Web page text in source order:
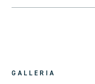
GALLERIA